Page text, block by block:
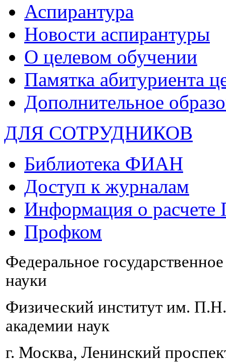
Аспирантура
Новости аспирантуры
О целевом обучении
Памятка абитуриента
Дополнительное
ДЛЯ СОТРУДНИКОВ
Библиотека ФИАН
Доступ к журналам
Информация о
Профком
Федеральное
науки
Физический институт им.
академии наук
г. Москва, Ленинский